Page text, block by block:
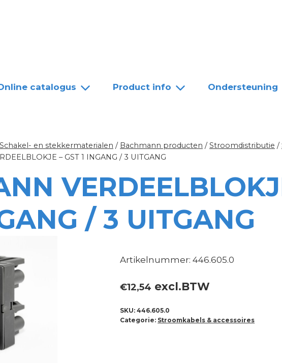
catalogus Product info Ondersteuning
Schakel- en stekkermaterialen / Bachmann producten / Stroomdistributie /
– GST 1 INGANG / 3 UITGANG
/ 3 UITGANG
Artikelnummer: 446.605.0
€12,54 excl.BTW
SKU:446.605.0
Categorie: Stroomkabels & accessoires